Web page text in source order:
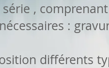
,
:
différents